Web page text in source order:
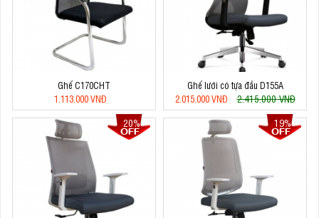
Ghế C170CHT
1.113.000 VNĐ
Ghế lưới có tựa đầu D155A
2.015.000 VNĐ
2.415.000 VNĐ
20%
19%